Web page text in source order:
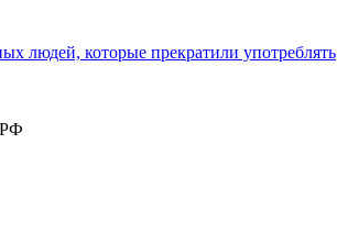
людей, которые прекратили употреблять
РФ